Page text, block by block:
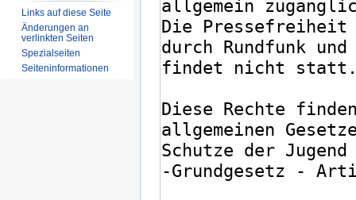
Links auf diese Seite
Änderungen an
verlinkten Seiten
Spezialseiten
Seiten­informationen